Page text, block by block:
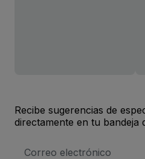
Recibe sugerencias de
directamente en tu bandeja
de